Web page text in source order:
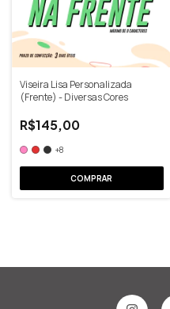
Viseira Lisa Personalizada
(Frente) - Diversas Cores
R$145,00
+8
COMPRAR